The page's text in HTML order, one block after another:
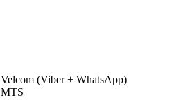
Velcom (Viber + WhatsApp)
MTS